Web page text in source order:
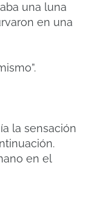
una luna
en una
la sensación
en el